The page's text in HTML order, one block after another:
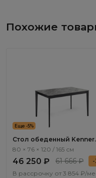
Похожие
Еще -5%
Стол обеденный Kenner
KR1200 Черный / Мрамор
серый глянец
80 × 76 × 120 / 165 см
46 250 ₽ 61 666 ₽
В рассрочку от 3 854 ₽/